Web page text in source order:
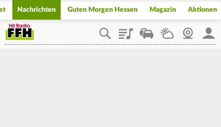
Nachrichten Guten Morgen Hessen Magazin Aktionen
PlaylistStaupilotWetterWebcam